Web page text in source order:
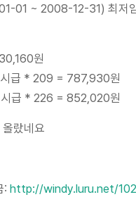
01 ~ 2008-12-31) 최저
원
급 * 209 = 787,930원
급 * 226 = 852,020원
랐네요
: http://windy.luru.net/102